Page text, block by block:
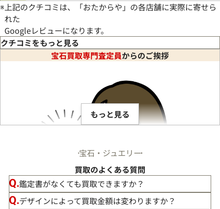
A.H様
ました。古いアクセサリー類でしたが、店長さんが丁寧に
※ 上記のクチコミは、「おたからや」の各店舗に実際に寄せら
れた
Googleレビューになります。
クチコミをもっと見る
宝石買取専門査定員からのご挨拶
もっと見る
宝石・ジュエリー
買取のよくある質問
鑑定書がなくても買取できますか？
デザインによって買取金額は変わりますか？